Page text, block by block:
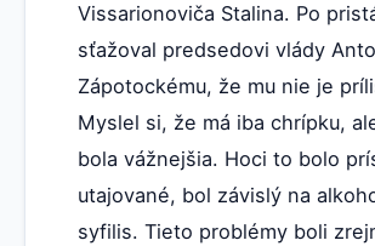
Vissarionoviča Stalina. Po
sťažoval predsedovi vlády
Zápotockému, že mu nie je
Myslel si, že má iba chrípku,
bola vážnejšia. Hoci to bolo
utajované, bol závislý na
syfilis. Tieto problémy boli